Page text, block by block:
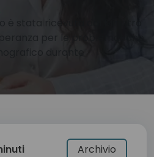
è stata ricevuta dal Ministro
durante
Archivio